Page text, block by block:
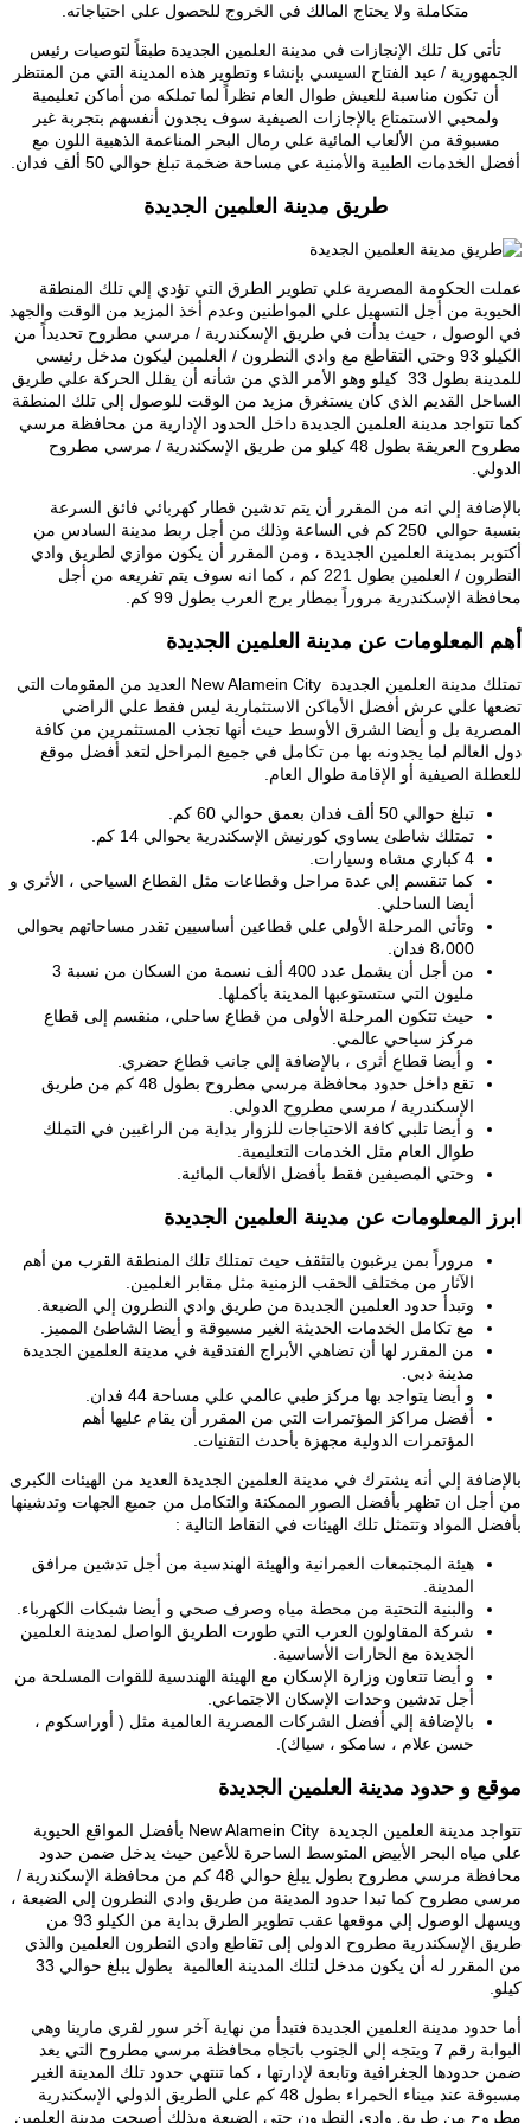
متكاملة ولا يحتاج المالك في الخروج للحصول علي احتياجاته.
تأتي كل تلك الإنجازات في مدينة العلمين الجديدة طبقاً لتوصيات رئيس
الجمهورية / عبد الفتاح السيسي بإنشاء وتطوير هذه المدينة التي من المنتظر
أن تكون مناسبة للعيش طوال العام نظراً لما تملكه من أماكن تعليمية
ولمحبي الاستمتاع بالإجازات الصيفية سوف يجدون أنفسهم بتجربة غير
مسبوقة من الألعاب المائية علي رمال البحر المناعمة الذهبية اللون مع
أفضل الخدمات الطبية والأمنية عي مساحة ضخمة تبلغ حوالي 50 ألف فدان.
طريق مدينة العلمين الجديدة
عملت الحكومة المصرية علي تطوير الطرق التي تؤدي إلي تلك المنطقة
الحيوية من أجل التسهيل علي المواطنين وعدم أخذ المزيد من الوقت والجهد
في الوصول ، حيث بدأت في طريق الإسكندرية / مرسي مطروح تحديداً من
الكيلو 93 وحتي التقاطع مع وادي النطرون / العلمين ليكون مدخل رئيسي
للمدينة بطول 33 كيلو وهو الأمر الذي من شأنه أن يقلل الحركة علي طريق
الساحل القديم الذي كان يستغرق مزيد من الوقت للوصول إلي تلك المنطقة
كما تتواجد مدينة العلمين الجديدة داخل الحدود الإدارية من محافظة مرسي
مطروح العريقة بطول 48 كيلو من طريق الإسكندرية / مرسي مطروح
الدولي.
بالإضافة إلي انه من المقرر أن يتم تدشين قطار كهربائي فائق السرعة
بنسبة حوالي 250 كم في الساعة وذلك من أجل ربط مدينة السادس من
أكتوبر بمدينة العلمين الجديدة ، ومن المقرر أن يكون موازي لطريق وادي
النطرون / العلمين بطول 221 كم ، كما انه سوف يتم تفريعه من أجل
محافظة الإسكندرية مروراً بمطار برج العرب بطول 99 كم.
أهم المعلومات عن مدينة العلمين الجديدة
تمتلك مدينة العلمين الجديدة New Alamein City العديد من المقومات التي
تضعها علي عرش أفضل الأماكن الاستثمارية ليس فقط علي الراضي
المصرية بل و أيضا الشرق الأوسط حيث أنها تجذب المستثمرين من كافة
دول العالم لما يجدونه بها من تكامل في جميع المراحل لتعد أفضل موقع
للعطلة الصيفية أو الإقامة طوال العام.
تبلغ حوالي 50 ألف فدان بعمق حوالي 60 كم.
تمتلك شاطئ يساوي كورنيش الإسكندرية بحوالي 14 كم.
4 كباري مشاه وسيارات.
كما تنقسم إلي عدة مراحل وقطاعات مثل القطاع السياحي ، الأثري و
أيضا الساحلي.
وتأتي المرحلة الأولي علي قطاعين أساسيين تقدر مساحاتهم بحوالي
8،000 فدان.
من أجل أن يشمل عدد 400 ألف نسمة من السكان من نسبة 3
مليون التي ستستوعبها المدينة بأكملها.
حيث تتكون المرحلة الأولى من قطاع ساحلي، منقسم إلى قطاع
مركز سياحي عالمي.
و أيضا قطاع أثرى ، بالإضافة إلي جانب قطاع حضري.
تقع داخل حدود محافظة مرسي مطروح بطول 48 كم من طريق
الإسكندرية / مرسي مطروح الدولي.
و أيضا تلبي كافة الاحتياجات للزوار بداية من الراغبين في التملك
طوال العام مثل الخدمات التعليمية.
وحتي المصيفين فقط بأفضل الألعاب المائية.
ابرز المعلومات عن مدينة العلمين الجديدة
مروراً بمن يرغبون بالتثقف حيث تمتلك تلك المنطقة القرب من أهم
الآثار من مختلف الحقب الزمنية مثل مقابر العلمين.
وتبدأ حدود العلمين الجديدة من طريق وادي النطرون إلي الضبعة.
مع تكامل الخدمات الحديثة الغير مسبوقة و أيضا الشاطئ المميز.
من المقرر لها أن تضاهي الأبراج الفندقية في مدينة العلمين الجديدة
مدينة دبي.
و أيضا يتواجد بها مركز طبي عالمي علي مساحة 44 فدان.
أفضل مراكز المؤتمرات التي من المقرر أن يقام عليها أهم
المؤتمرات الدولية مجهزة بأحدث التقنيات.
بالإضافة إلي أنه يشترك في مدينة العلمين الجديدة العديد من الهيئات الكبرى
من أجل ان تظهر بأفضل الصور الممكنة والتكامل من جميع الجهات وتدشينها
بأفضل المواد وتتمثل تلك الهيئات في النقاط التالية :
هيئة المجتمعات العمرانية والهيئة الهندسية من أجل تدشين مرافق
المدينة.
والبنية التحتية من محطة مياه وصرف صحي و أيضا شبكات الكهرباء.
شركة المقاولون العرب التي طورت الطريق الواصل لمدينة العلمين
الجديدة مع الحارات الأساسية.
و أيضا تتعاون وزارة الإسكان مع الهيئة الهندسية للقوات المسلحة من
أجل تدشين وحدات الإسكان الاجتماعي.
بالإضافة إلي أفضل الشركات المصرية العالمية مثل ( أوراسكوم ،
حسن علام ، سامكو ، سياك).
موقع و حدود مدينة العلمين الجديدة
تتواجد مدينة العلمين الجديدة New Alamein City بأفضل المواقع الحيوية
علي مياه البحر الأبيض المتوسط الساحرة للأعين حيث يدخل ضمن حدود
محافظة مرسي مطروح بطول يبلغ حوالي 48 كم من محافظة الإسكندرية /
مرسي مطروح كما تبدا حدود المدينة من طريق وادي النطرون إلي الضبعة ،
ويسهل الوصول إلي موقعها عقب تطوير الطرق بداية من الكيلو 93 من
طريق الإسكندرية مطروح الدولي إلى تقاطع وادي النطرون العلمين والذي
من المقرر له أن يكون مدخل لتلك المدينة العالمية بطول يبلغ حوالي 33
كيلو.
أما حدود مدينة العلمين الجديدة فتبدأ من نهاية آخر سور لقري مارينا وهي
البوابة رقم 7 ويتجه إلي الجنوب باتجاه محافظة مرسي مطروح التي يعد
ضمن حدودها الجغرافية وتابعة لإدارتها ، كما تنتهي حدود تلك المدينة الغير
مسبوقة عند ميناء الحمراء بطول 48 كم علي الطريق الدولي الإسكندرية
مطروح من طريق وادي النطرون حتي الضبعة وبذلك أصبحت مدينة العلمين